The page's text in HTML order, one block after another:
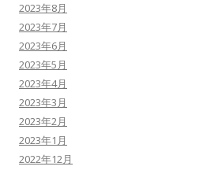
2023年8月
2023年7月
2023年6月
2023年5月
2023年4月
2023年3月
2023年2月
2023年1月
2022年12月